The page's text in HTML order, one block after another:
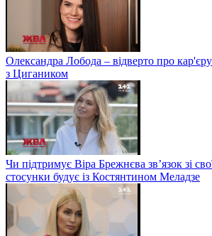
Олександра Лобода – відверто про
з Цигаником
Чи підтримує Віра Брежнєва зв’язок зі
стосунки будує із Костянтином Меладзе